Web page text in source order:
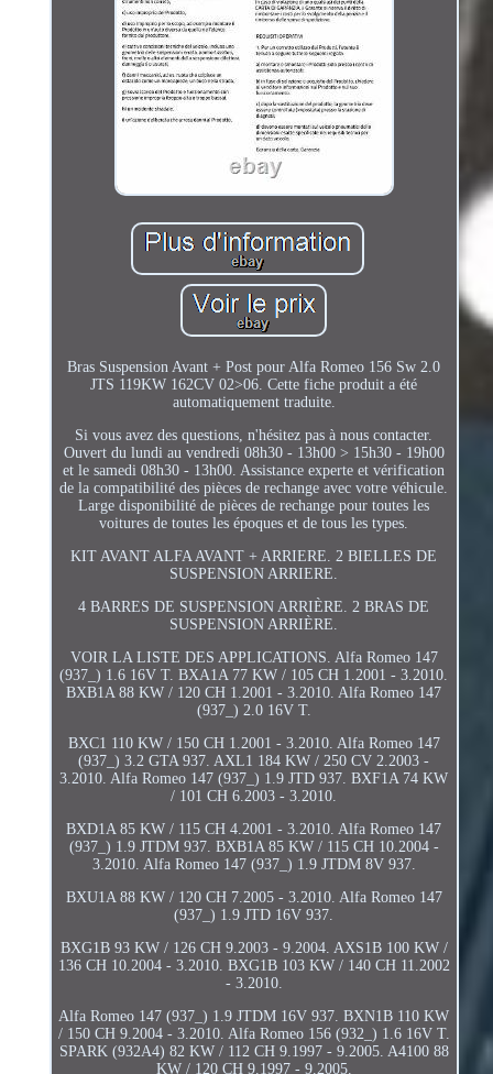
Bras Suspension Avant + Post pour Alfa Romeo 156 Sw 2.0
JTS 119KW 162CV 02>06. Cette fiche produit a été
automatiquement traduite.
Si vous avez des questions, n'hésitez pas à nous contacter.
Ouvert du lundi au vendredi 08h30 - 13h00 > 15h30 - 19h00
et le samedi 08h30 - 13h00. Assistance experte et vérification
de la compatibilité des pièces de rechange avec votre véhicule.
Large disponibilité de pièces de rechange pour toutes les
voitures de toutes les époques et de tous les types.
KIT AVANT ALFA AVANT + ARRIERE. 2 BIELLES DE
SUSPENSION ARRIERE.
4 BARRES DE SUSPENSION ARRIÈRE. 2 BRAS DE
SUSPENSION ARRIÈRE.
VOIR LA LISTE DES APPLICATIONS. Alfa Romeo 147
(937_) 1.6 16V T. BXA1A 77 KW / 105 CH 1.2001 - 3.2010.
BXB1A 88 KW / 120 CH 1.2001 - 3.2010. Alfa Romeo 147
(937_) 2.0 16V T.
BXC1 110 KW / 150 CH 1.2001 - 3.2010. Alfa Romeo 147
(937_) 3.2 GTA 937. AXL1 184 KW / 250 CV 2.2003 -
3.2010. Alfa Romeo 147 (937_) 1.9 JTD 937. BXF1A 74 KW
/ 101 CH 6.2003 - 3.2010.
BXD1A 85 KW / 115 CH 4.2001 - 3.2010. Alfa Romeo 147
(937_) 1.9 JTDM 937. BXB1A 85 KW / 115 CH 10.2004 -
3.2010. Alfa Romeo 147 (937_) 1.9 JTDM 8V 937.
BXU1A 88 KW / 120 CH 7.2005 - 3.2010. Alfa Romeo 147
(937_) 1.9 JTD 16V 937.
BXG1B 93 KW / 126 CH 9.2003 - 9.2004. AXS1B 100 KW /
136 CH 10.2004 - 3.2010. BXG1B 103 KW / 140 CH 11.2002
- 3.2010.
Alfa Romeo 147 (937_) 1.9 JTDM 16V 937. BXN1B 110 KW
/ 150 CH 9.2004 - 3.2010. Alfa Romeo 156 (932_) 1.6 16V T.
SPARK (932A4) 82 KW / 112 CH 9.1997 - 9.2005. A4100 88
KW / 120 CH 9.1997 - 9.2005.